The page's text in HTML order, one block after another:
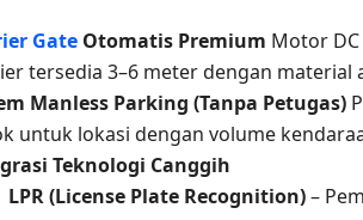
Gate Otomatis Premium Motor
tersedia 3–6 meter dengan material
Manless Parking (Tanpa Petugas)
untuk lokasi dengan volume
Teknologi Canggih
LPR (License Plate Recognition)–